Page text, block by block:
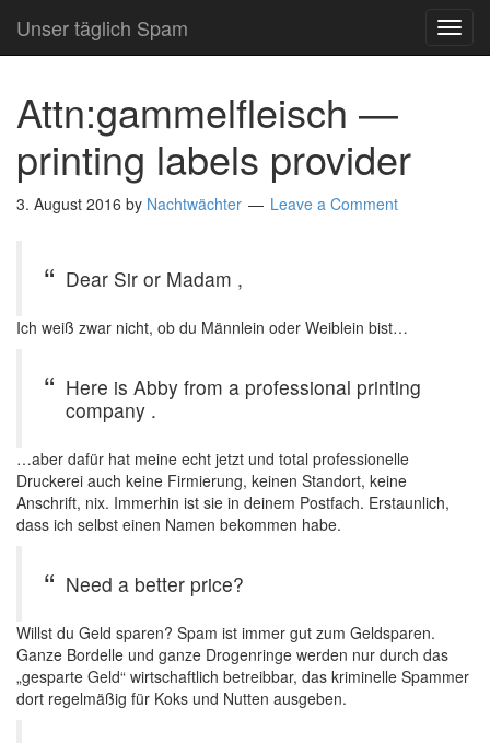
Unser täglich Spam
Attn:gammelfleisch —
printing labels provider
3. August 2016 by Nachtwächter Leave a Comment
Dear Sir or Madam ,
Ich weiß zwar nicht, ob du Männlein oder Weiblein bist…
Here is Abby from a professional printing
company .
…aber dafür hat meine echt jetzt und total professionelle
Druckerei auch keine Firmierung, keinen Standort, keine
Anschrift, nix. Immerhin ist sie in deinem Postfach. Erstaunlich,
dass ich selbst einen Namen bekommen habe.
Need a better price?
Willst du Geld sparen? Spam ist immer gut zum Geldsparen.
Ganze Bordelle und ganze Drogenringe werden nur durch das
„gesparte Geld“ wirtschaftlich betreibbar, das kriminelle Spammer
dort regelmäßig für Koks und Nutten ausgeben.